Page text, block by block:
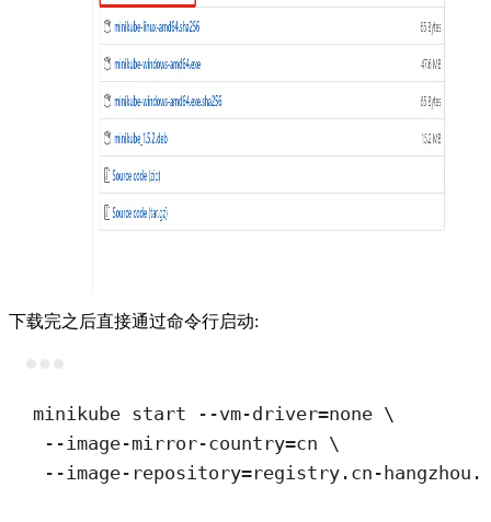
下载完之后直接通过命令行启动:
minikube start --vm-driver=none \
--image-mirror-country=cn \
--image-repository=registry.cn-